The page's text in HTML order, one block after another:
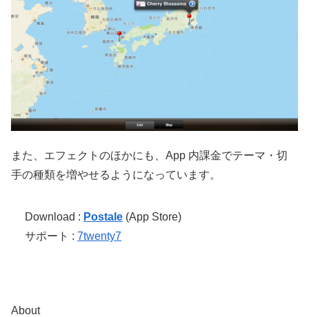
また、エフェクトのほかにも、App 内課金でテーマ・切
手の種類を増やせるようになっています。
Download : Postale (App Store)
サポート : 7twenty7
About